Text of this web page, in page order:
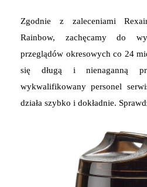
Zgodnie z zaleceniami
Rainbow, zachęcamy do
przeglądów okresowych co 24
się długą i nienaganną
wykwalifikowany personel
działa szybko i dokładnie.